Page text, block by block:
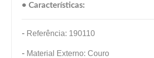
• Características:
- Referência: 190110
- Material Externo: Couro